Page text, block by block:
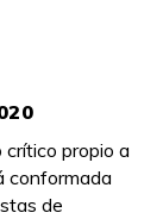
crítico propio a
conformada
de